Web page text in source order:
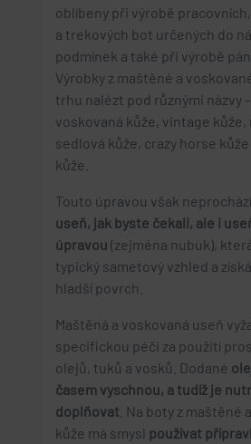
oblíbeny při výrobě
a trekových bot určených do
podmínek a také při výrobě
Výrobky z maštěné a
trhu nalézt pod různými názvy
voskovaná kůže, vintage
sedlová kůže, crazy horse
kůže.
Touto úpravou však neprochází
useň, jak byste čekali, ale i
úpravou (zejména nubuk),
typický sametový vzhled a
hladší povrch.
Maštěná a voskovaná useň
specifickou péči za použití
olejů, tuků a vosků. Dodané
časem vyschnou, a tudíž je
doplňovat . Na boty z maštěné
kůže má smysl používat